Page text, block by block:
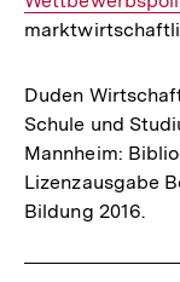
Duden
Schule und
Mannheim:
Lizenzausgabe
Bildung 2016.